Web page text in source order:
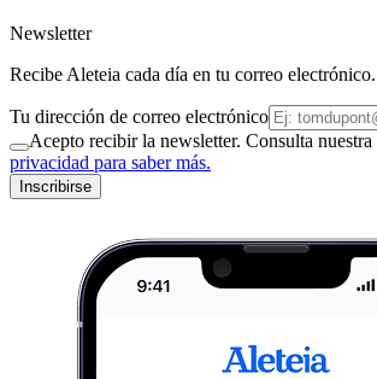
Newsletter
Recibe Aleteia cada día en tu correo electrónico.
Tu dirección de correo electrónico
Acepto recibir la newsletter. Consulta nuestra
privacidad para saber más.
Inscribirse